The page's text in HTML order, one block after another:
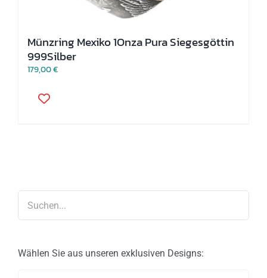
Münzring Mexiko 1Onza Pura Siegesgöttin
999Silber
179,00€
Produkt
Produktseite
gewählt
Wählen Sie aus unseren exklusiven Designs: